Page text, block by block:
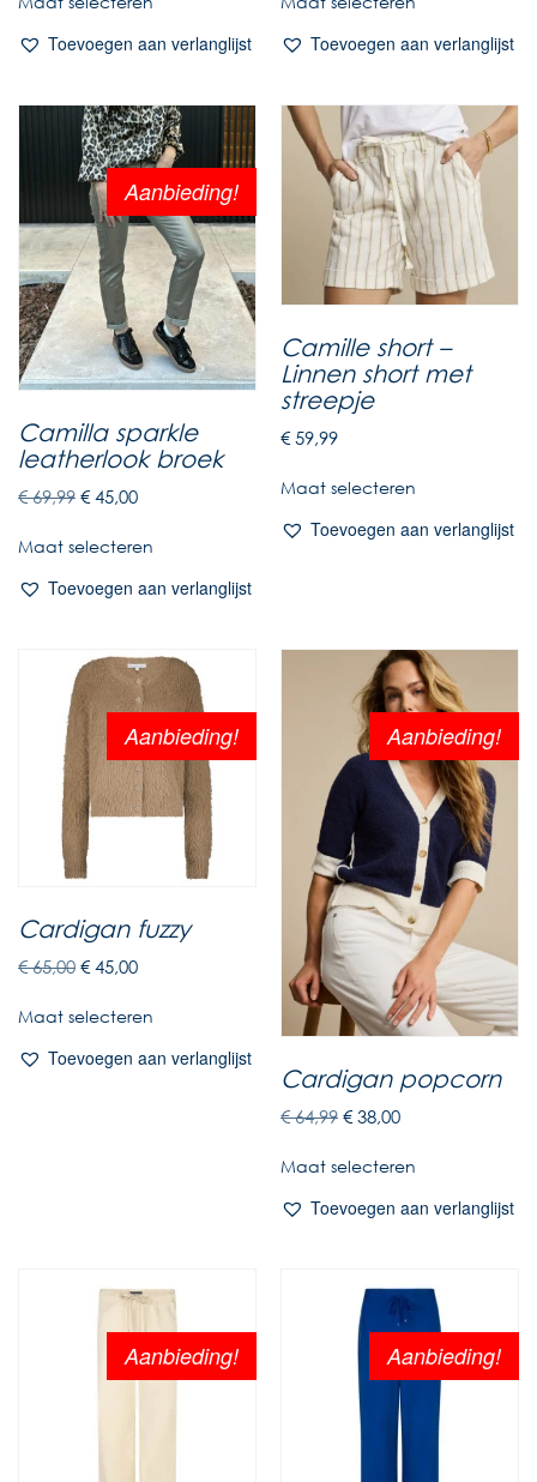
Toevoegen aan verlanglijst Toevoegen aan verlanglijst
Aanbieding!
Camilla sparkle
leatherlook broek
€69,99 € 45,00
Maat selecteren
Toevoegen aan verlanglijst
Camille short –
Linnen short met
streepje
€ 59,99
Maat selecteren
Toevoegen aan verlanglijst
Aanbieding!
Cardigan fuzzy
€65,00 € 45,00
Maat selecteren
Toevoegen aan verlanglijst
Aanbieding!
Cardigan popcorn
€64,99 € 38,00
Maat selecteren
Toevoegen aan verlanglijst
Aanbieding! Aanbieding!